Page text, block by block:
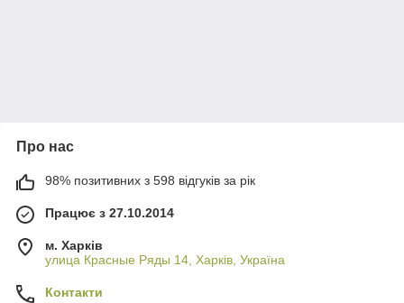
Про нас
98% позитивних з 598 відгуків за рік
Працює з 27.10.2014
м. Харків
улица Красные Ряды 14, Харків, Україна
Контакти